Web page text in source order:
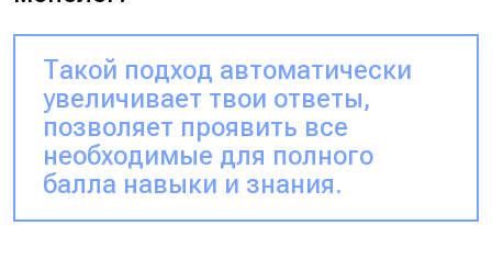
Такой подход автоматически
увеличивает твои ответы,
позволяет проявить все
необходимые для полного
балла навыки и знания.